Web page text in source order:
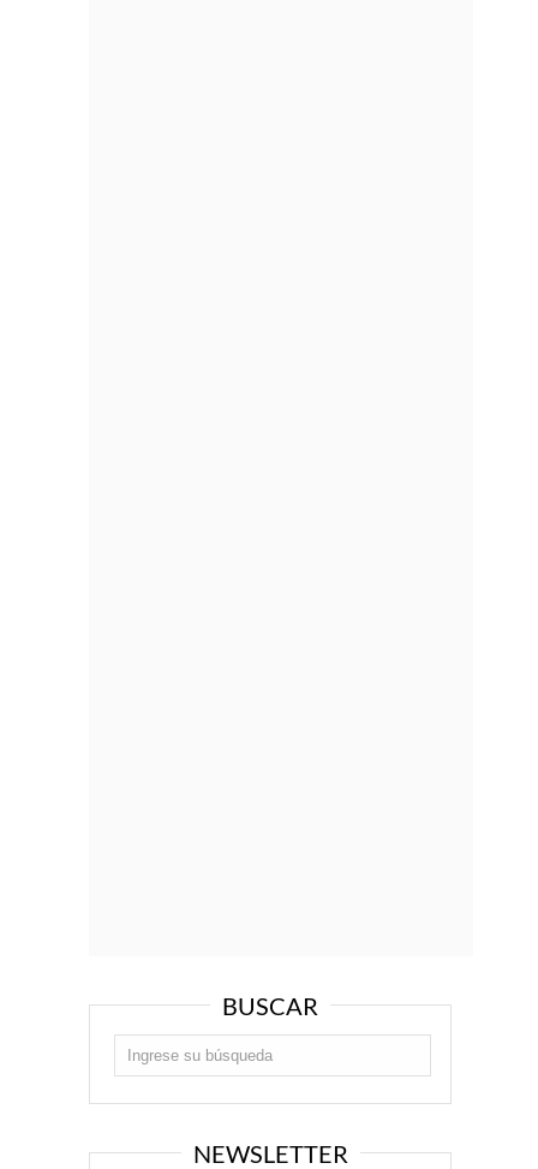
BUSCAR
NEWSLETTER